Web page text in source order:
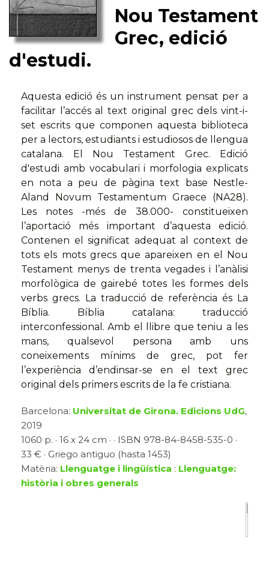
Nou Testament
Grec, edició
d'estudi.
Aquesta edició és un instrument pensat per a
facilitar l’accés al text original grec dels vint-i-
set escrits que componen aquesta biblioteca
per a lectors, estudiants i estudiosos de llengua
catalana. El Nou Testament Grec. Edició
d'estudi amb vocabulari i morfologia explicats
en nota a peu de pàgina text base Nestle-
Aland Novum Testamentum Graece (NA28).
Les notes -més de 38.000- constitueixen
l’aportació més important d’aquesta edició.
Contenen el significat adequat al context de
tots els mots grecs que apareixen en el Nou
Testament menys de trenta vegades i l’anàlisi
morfològica de gairebé totes les formes dels
verbs grecs. La traducció de referència és La
Bíblia. Bíblia catalana: traducció
interconfessional. Amb el llibre que teniu a les
mans, qualsevol persona amb uns
coneixements mínims de grec, pot fer
l’experiència d’endinsar-se en el text grec
original dels primers escrits de la fe cristiana.
Barcelona: Universitat de Girona. Edicions UdG,
2019
1060 p. · 16 x 24 cm · · ISBN 978-84-8458-535-0 ·
33 € · Griego antiguo (hasta 1453)
Matèria: Llenguatge i lingüística : Llenguatge:
història i obres generals